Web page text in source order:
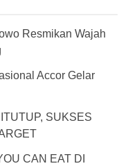
Resmikan Wajah
Accor Gelar
SUKSES
CAN EAT DI